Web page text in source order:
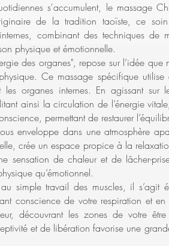
s'accumulent, le massage
de la tradition taoïste, ce soin
combinant des techniques de
physique et émotionnelle.
des organes", repose sur l’idée que
Ce massage spécifique
organes internes. En agissant sur
ainsi la circulation de l’énergie
permettant de restaurer
enveloppe dans une atmosphère
crée un espace propice à la
sensation de chaleur et de lâcher-
qu’émotionnel.
simple travail des muscles, il s’agit
conscience de votre respiration et
découvrant les zones de votre
et de libération favorise une